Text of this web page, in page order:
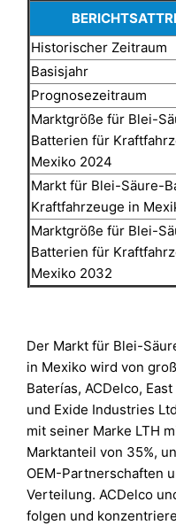
Historischer Zeitraum
Basisjahr
Prognosezeitraum
Marktgröße für Blei-
Batterien für
Mexiko 2024
Markt für Blei-Säure-
Kraftfahrzeuge in
Marktgröße für Blei-
Batterien für
Mexiko 2032
Der Markt für Blei-
in Mexiko wird von
Baterías, ACDelco,
und Exide Industries
mit seiner Marke LTH
Marktanteil von 35%,
OEM-Partnerschaften
Verteilung. ACDelco
folgen und